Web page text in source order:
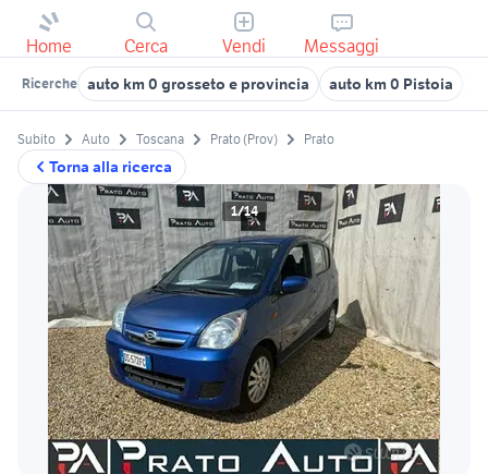
Home Cerca Vendi Messaggi
Ricerche auto km 0 grosseto e provincia auto km 0 Pistoia
Torna alla ricerca
Subito Auto Toscana Prato (Prov) Prato
1/14